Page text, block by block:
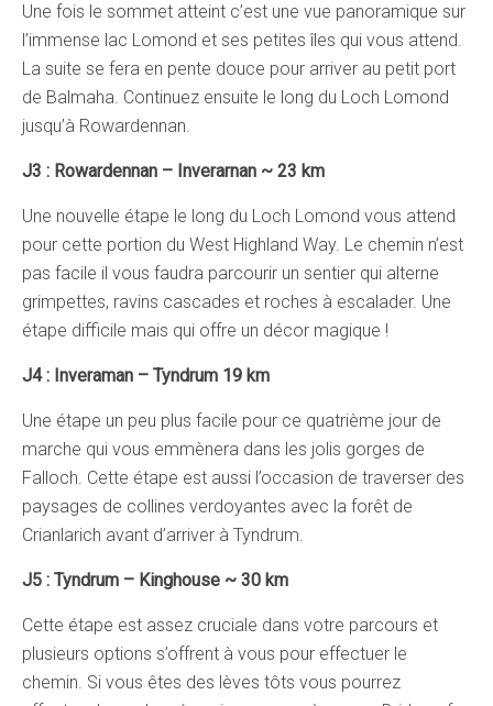
Une fois le sommet atteint c’est une vue panoramique sur
l’immense lac Lomond et ses petites îles qui vous attend.
La suite se fera en pente douce pour arriver au petit port
de Balmaha. Continuez ensuite le long du Loch Lomond
jusqu’à Rowardennan.
J3 : Rowardennan – Inverarnan ~ 23 km
Une nouvelle étape le long du Loch Lomond vous attend
pour cette portion du West Highland Way. Le chemin n’est
pas facile il vous faudra parcourir un sentier qui alterne
grimpettes, ravins cascades et roches à escalader. Une
étape difficile mais qui offre un décor magique !
J4 : Inveraman – Tyndrum 19 km
Une étape un peu plus facile pour ce quatrième jour de
marche qui vous emmènera dans les jolis gorges de
Falloch. Cette étape est aussi l’occasion de traverser des
paysages de collines verdoyantes avec la forêt de
Crianlarich avant d’arriver à Tyndrum.
J5 : Tyndrum – Kinghouse ~ 30 km
Cette étape est assez cruciale dans votre parcours et
plusieurs options s’offrent à vous pour effectuer le
chemin. Si vous êtes des lèves tôts vous pourrez